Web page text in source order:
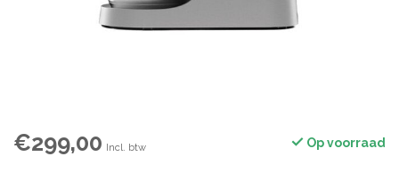
€299,00 Incl. btw Op voorraad